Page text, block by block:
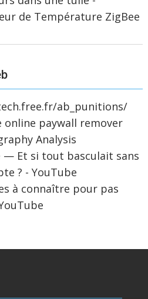
de Température ZigBee
ab_punitions/
online paywall remover
Analysis
— Et si tout basculait sans
? - YouTube
à connaître pour pas